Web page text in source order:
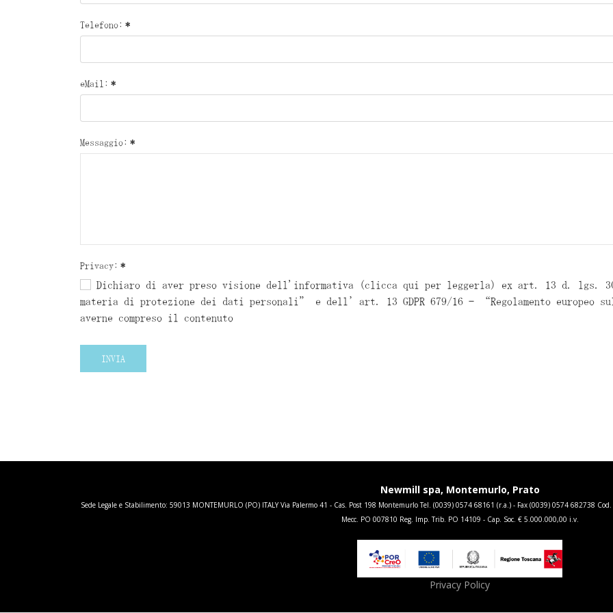
Telefono: *
eMail: *
Messaggio: *
Privacy: *
Dichiaro di aver preso visione dell'informativa (clicca qui per leggerla) ex art. 13 d. lgs. 30
materia di protezione dei dati personali” e dell’art. 13 GDPR 679/16 – “Regolamento
averne compreso il contenuto
INVIA
Newmill spa, Montemurlo, Prato
Sede Legale e Stabilimento: 59013 MONTEMURLO (PO) ITALY Via Palermo 41 - Cas. Post 198 Montemurlo Tel. (0039) 0574 68161 (r.a.) - Fax (0039) 0574 682738
Mecc. PO 007810 Reg. Imp. Trib. PO 14109 - Cap. Soc. € 5.000.000,00 i.v.
Privacy Policy